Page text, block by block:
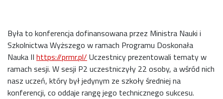
Była to konferencja dofinansowana przez Ministra Nauki i
Szkolnictwa Wyższego w ramach Programu Doskonała
Nauka II https://prmr.pl/ Uczestnicy prezentowali tematy w
ramach sesji. W sesji P2 uczestniczyły 22 osoby, a wśród nich
nasz uczeń, który był jedynym ze szkoły średniej na
konferencji, co oddaje rangę jego technicznego sukcesu.